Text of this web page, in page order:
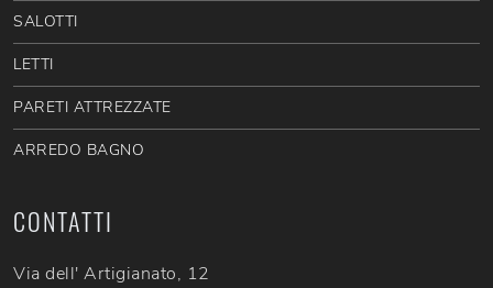
SALOTTI
LETTI
PARETI ATTREZZATE
ARREDO BAGNO
CONTATTI
Via dell' Artigianato, 12